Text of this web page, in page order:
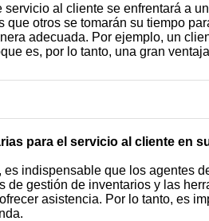
servicio al cliente se enfrentará a
que otros se tomarán su tiempo
adecuada. Por ejemplo, un
es, por lo tanto, una gran
para el servicio al cliente en
es indispensable que los agentes
de gestión de inventarios y las
asistencia. Por lo tanto, es